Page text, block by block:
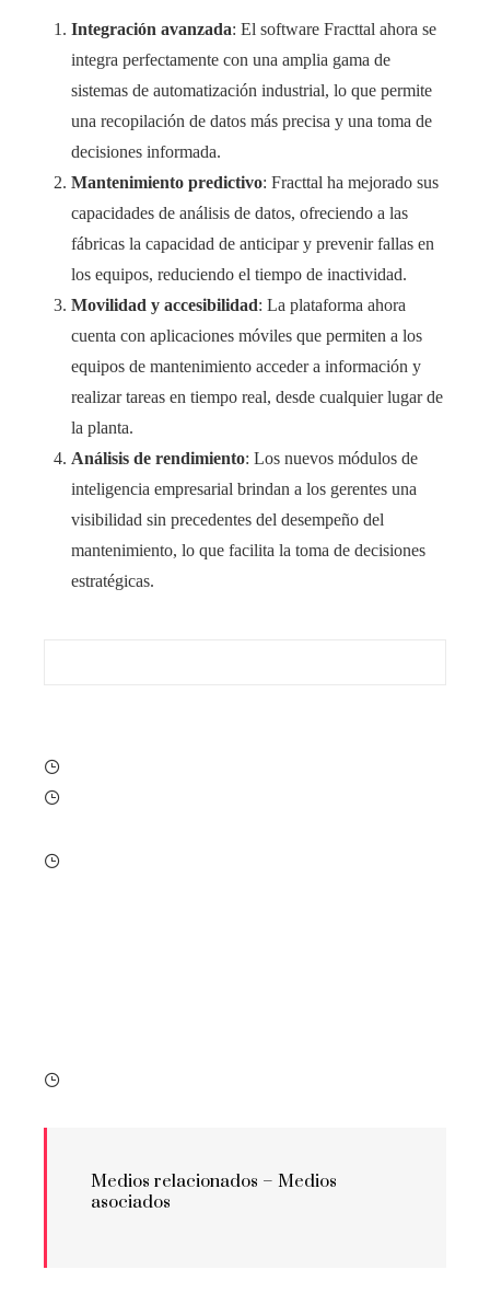
Integración avanzada: El software Fracttal ahora se
integra perfectamente con una amplia gama de
sistemas de automatización industrial, lo que permite
una recopilación de datos más precisa y una toma de
decisiones informada.
Mantenimiento predictivo: Fracttal ha mejorado sus
capacidades de análisis de datos, ofreciendo a las
fábricas la capacidad de anticipar y prevenir fallas en
los equipos, reduciendo el tiempo de inactividad.
Movilidad y accesibilidad: La plataforma ahora
cuenta con aplicaciones móviles que permiten a los
equipos de mantenimiento acceder a información y
realizar tareas en tiempo real, desde cualquier lugar de
la planta.
Análisis de rendimiento: Los nuevos módulos de
inteligencia empresarial brindan a los gerentes una
visibilidad sin precedentes del desempeño del
mantenimiento, lo que facilita la toma de decisiones
estratégicas.
Medios relacionados – Medios
asociados